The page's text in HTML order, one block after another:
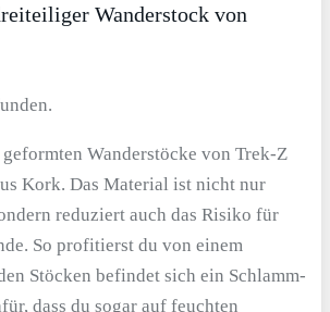
Wanderstock von
Wanderstöcke von Trek-Z
Kork. Das Material ist nicht nur
reduziert auch das Risiko für
So profitierst du von einem
Stöcken befindet sich ein Schlamm-
dass du sogar auf feuchten